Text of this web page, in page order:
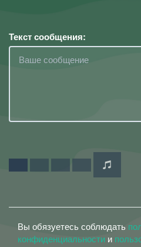
Текст сообщения:
Вы обязуетесь соблюдать
конфиденциальности и